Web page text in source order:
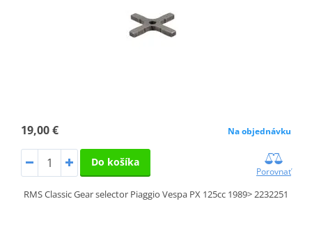
19,00 € Na objednávku
Do košíka
Porovnať
RMS Classic Gear selector Piaggio Vespa PX 125cc 1989> 2232251